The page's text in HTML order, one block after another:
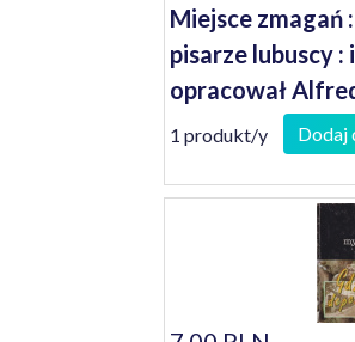
Miejsce zmagań
pisarze lubuscy
opracował
1 produkt/y Dodaj